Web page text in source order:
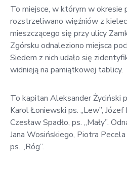
To miejsce, w którym w okresie
rozstrzeliwano więźniów z
mieszczącego się przy ulicy
Zgórsku odnaleziono miejsca
Siedem z nich udało się
widnieją na pamiątkowej tablicy.
To kapitan Aleksander Życiński
Karol Łoniewski ps. „Lew”, Józef
Czesław Spadło, ps. „Mały”.
Jana Wosińskiego, Piotra
ps. „Róg”.